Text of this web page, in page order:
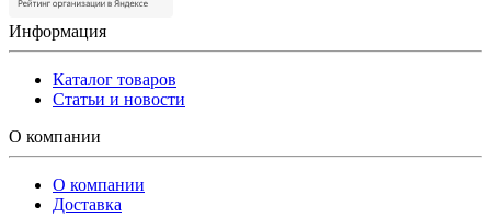
Информация
Каталог товаров
Статьи и новости
О компании
О компании
Доставка